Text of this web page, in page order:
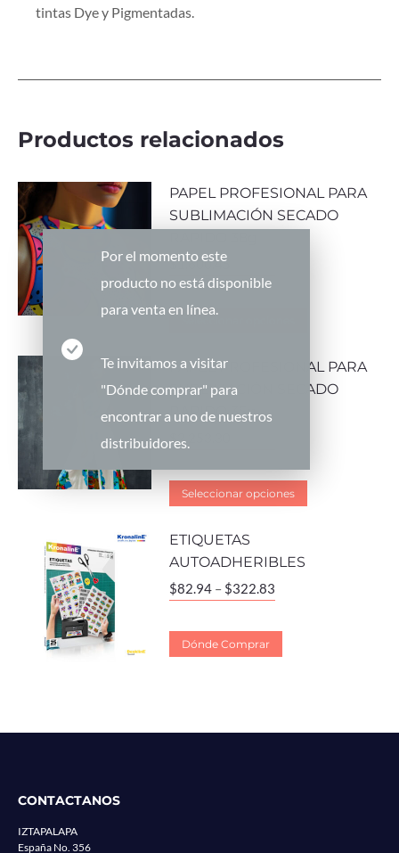
Por el momento este
producto no está disponible
para venta en línea.
Te invitamos a visitar
"Dónde comprar" para
encontrar a uno de nuestros
distribuidores.
tintas Dye y Pigmentadas.
Productos relacionados
PAPEL PROFESIONAL PARA
SUBLIMACIÓN SECADO
$1,600.45
PAPEL PROFESIONAL PARA
SUBLIMACIÓN SECADO
RAPIDO 35g
Seleccionar opciones
ETIQUETAS
AUTOADHERIBLES
$82.94 – $322.83
Dónde Comprar
CONTACTANOS
IZTAPALAPA
España No. 356